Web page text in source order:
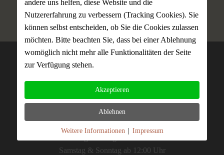
Reservierung
TELEFONISCHE RESERVIERUNG:
Samstag & Sonntag ab 12:00 Uhr
andere uns helfen, diese Website und die
Nutzererfahrung zu verbessern (Tracking Cookies). Sie
können selbst entscheiden, ob Sie die Cookies zulassen
möchten. Bitte beachten Sie, dass bei einer Ablehnung
womöglich nicht mehr alle Funktionalitäten der Seite
zur Verfügung stehen.
Akzeptieren
Ablehnen
Weitere Informationen Impressum